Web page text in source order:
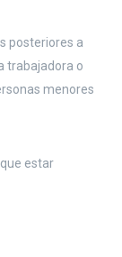
posteriores a
trabajadora o
menores
estar